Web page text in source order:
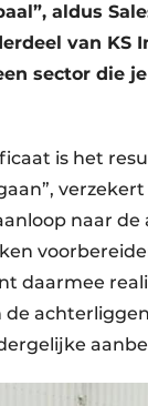
aldus
van
sector die
is het
naar
daarmee
de